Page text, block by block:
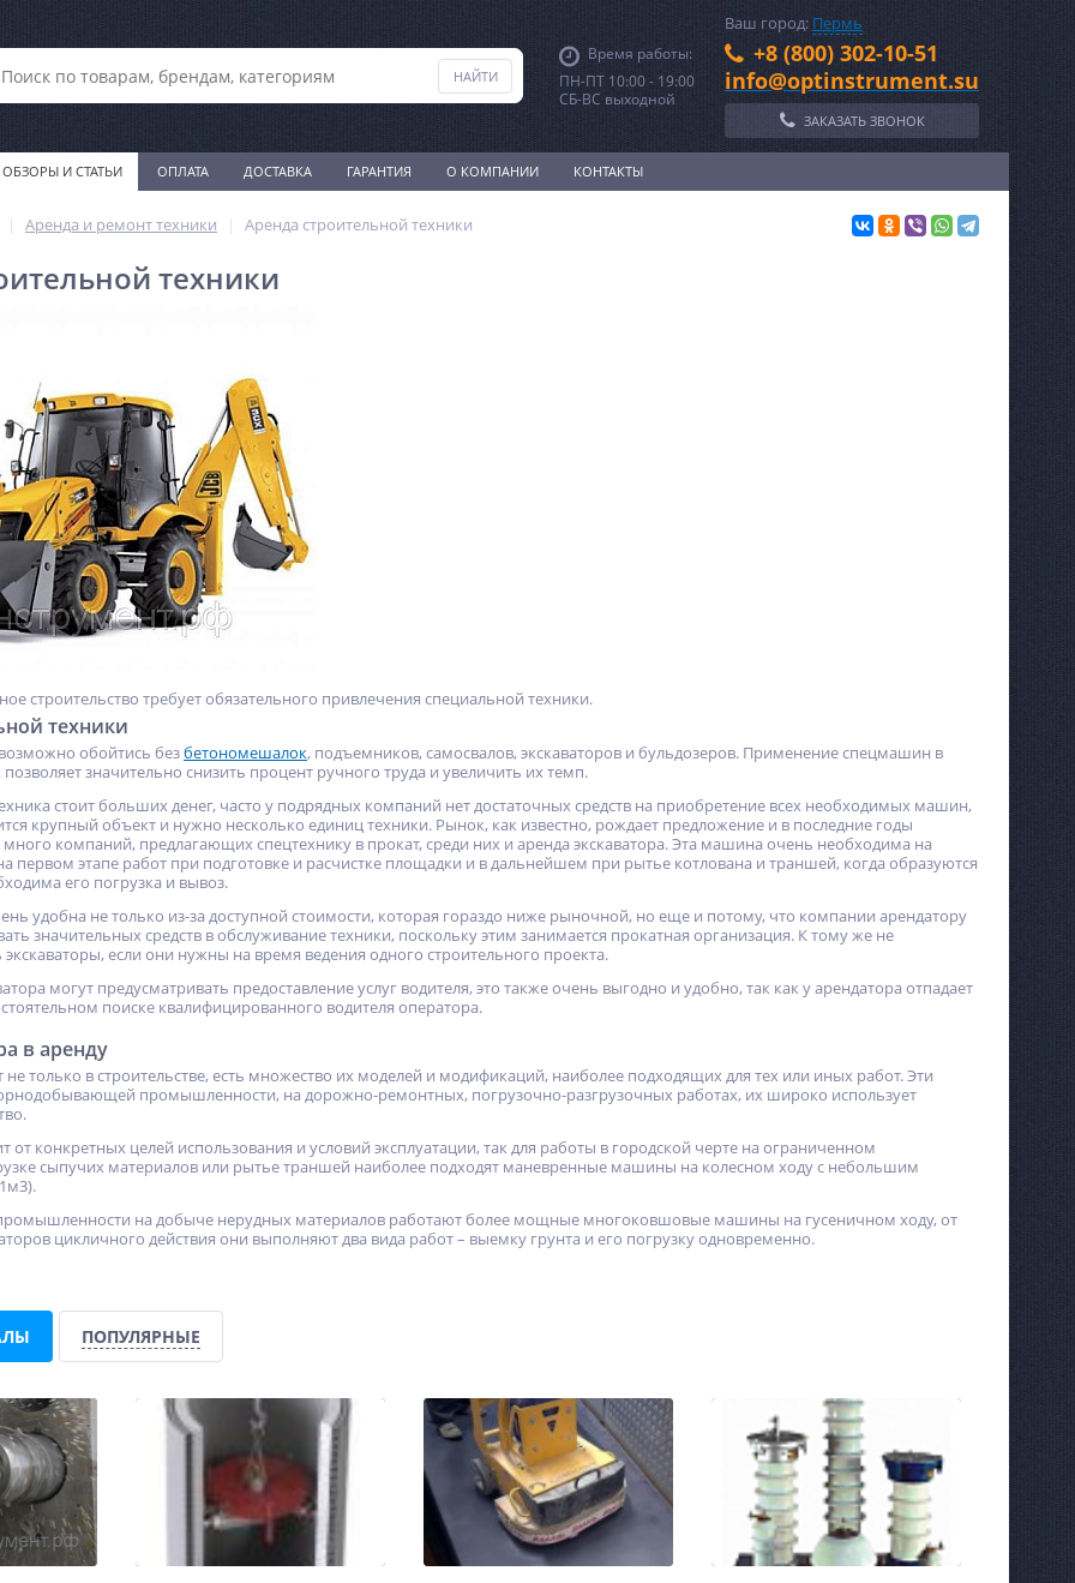
Время работы:
ПН-ПТ 10:00 - 19:00
СБ-ВС выходной
Ваш город: Пермь
+8 (800) 302-10-51
info@optinstrument.su
ЗАКАЗАТЬ ЗВОНОК
ОБЗОРЫ И СТАТЬИ ОПЛАТА ДОСТАВКА ГАРАНТИЯ О КОМПАНИИ КОНТАКТЫ
NEW
NEW
Ножи к фрезам Neway
TC250
Фреза Neway CU134 - 15°
«Старт-Турбо» «Универсал»
Аренда и ремонт техники Аренда строительной техники
техники
строительство требует обязательного привлечения специальной техники.
техники
обойтись безбетономешалок, подъемников, самосвалов, экскаваторов и бульдозеров. Применение спецмашин в
значительно снизить процент ручного труда и увеличить их темп.
стоит больших денег, часто у подрядных компаний нет достаточных средств на приобретение всех необходимых машин,
крупный объект и нужно несколько единиц техники. Рынок, как известно, рождает предложение и в последние годы
много компаний, предлагающих спецтехнику в прокат, среди них и аренда экскаватора. Эта машина очень необходима на
первом этапе работ при подготовке и расчистке площадки и в дальнейшем при рытье котлована и траншей, когда образуются
его погрузка и вывоз.
удобна не только из-за доступной стоимости, которая гораздо ниже рыночной, но еще и потому, что компании арендатору
значительных средств в обслуживание техники, поскольку этим занимается прокатная организация. К тому же не
если они нужны на время ведения одного строительного проекта.
могут предусматривать предоставление услуг водителя, это также очень выгодно и удобно, так как у арендатора отпадает
поиске квалифицированного водителя оператора.
в аренду
только в строительстве, есть множество их моделей и модификаций, наиболее подходящих для тех или иных работ. Эти
промышленности, на дорожно-ремонтных, погрузочно-разгрузочных работах, их широко использует
конкретных целей использования и условий эксплуатации, так для работы в городской черте на ограниченном
сыпучих материалов или рытье траншей наиболее подходят маневренные машины на колесном ходу с небольшим
на добыче нерудных материалов работают более мощные многоковшовые машины на гусеничном ходу, от
цикличного действия они выполняют два вида работ – выемку грунта и его погрузку одновременно.
ПОПУЛЯРНЫЕ